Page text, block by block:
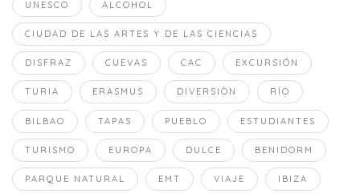
UNESCO ALCOHOL
CIUDAD DE LAS ARTES Y DE LAS CIENCIAS
DISFRAZ CUEVAS CAC EXCURSIÓN
TURIA ERASMUS DIVERSIÒN RÍO
BILBAO TAPAS PUEBLO ESTUDIANTES
TURISMO EUROPA DULCE BENIDORM
PARQUE NATURAL EMT VIAJE IBIZA